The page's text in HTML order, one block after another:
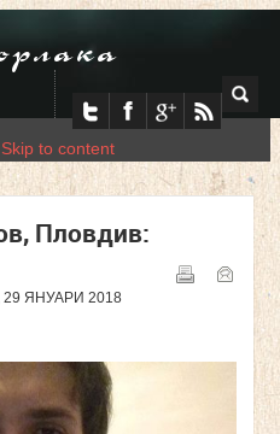
Skip to content
Пловдив:
ЯНУАРИ 2018